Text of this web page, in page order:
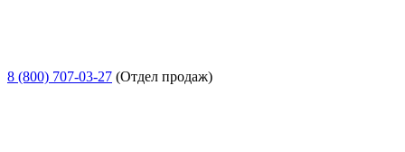
8 (800) 707-03-27 (Отдел продаж)